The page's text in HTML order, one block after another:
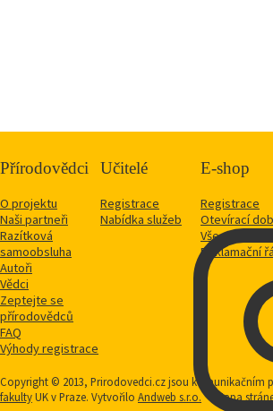
Přírodovědci
O projektu
Naši partneři
Razítková
samoobsluha
Autoři
Vědci
Zeptejte se
přírodovědců
FAQ
Výhody registrace
Učitelé
Registrace
Nabídka služeb
E-shop
Registrace
Otevírací
Vše o nákupu
Reklamační
Copyright © 2013, Prirodovedci.cz jsou komunikačním
fakultyUK v Praze. Vytvořilo Andweb s.r.o. Mapa